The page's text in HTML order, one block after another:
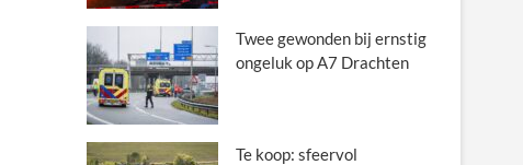
Twee gewonden bij ernstig
ongeluk op A7 Drachten
Te koop: sfeervol